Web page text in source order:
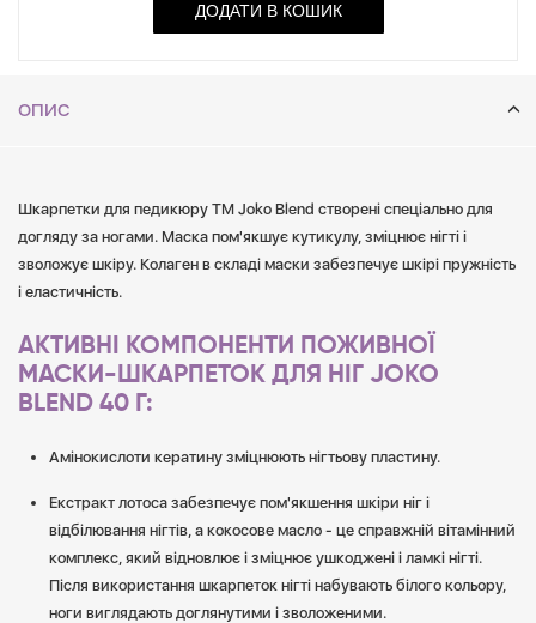
ДОДАТИ В КОШИК
ОПИС
Шкарпетки для педикюру ТМ Joko Blend створені спеціально для
догляду за ногами. Маска пом'якшує кутикулу, зміцнює нігті і
зволожує шкіру. Колаген в складі маски забезпечує шкірі пружність
і еластичність.
АКТИВНІ КОМПОНЕНТИ ПОЖИВНОЇ
МАСКИ-ШКАРПЕТОК ДЛЯ НІГ JOKO
BLEND 40 Г:
Амінокислоти кератину зміцнюють нігтьову пластину.
Екстракт лотоса забезпечує пом'якшення шкіри ніг і
відбілювання нігтів, а кокосове масло - це справжній вітамінний
комплекс, який відновлює і зміцнює ушкоджені і ламкі нігті.
Після використання шкарпеток нігті набувають білого кольору,
ноги виглядають доглянутими і зволоженими.